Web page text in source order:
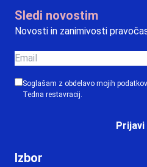
Sledi novostim
Novosti in zanimivosti
Soglašam z obdelavo mojih
Tedna restavracij.
Prijavi
Izbor